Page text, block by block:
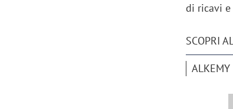
di ricavi
SCOPRI
ALKEMY